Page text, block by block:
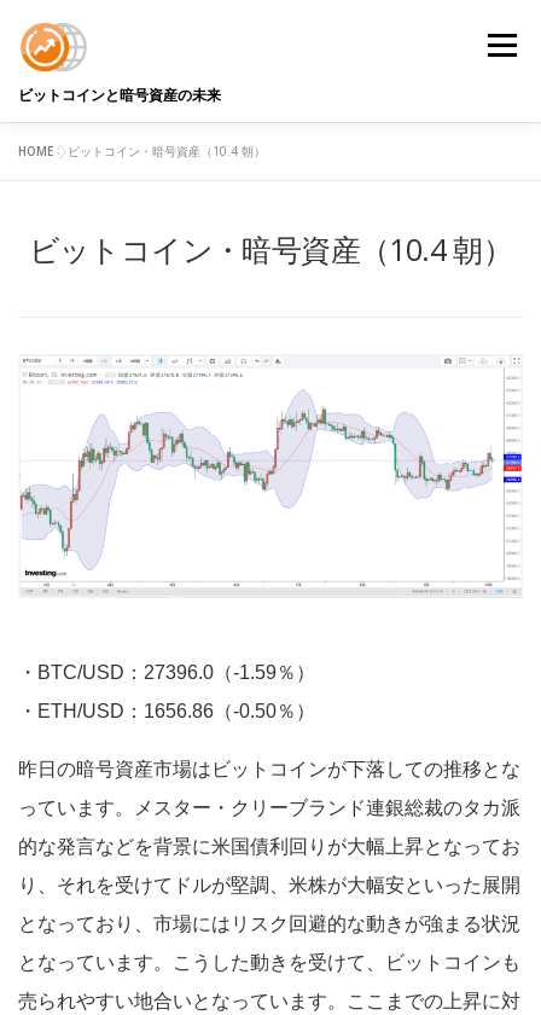
ツ
ビットコインと暗号資産の未来
メニュ
HOME > ビットコイン・暗号資産（10.4 朝）
ビットコイン・暗号資産（10.4 朝）
・BTC/USD：27396.0（-1.59％）
・ETH/USD：1656.86（-0.50％）
昨日の暗号資産市場はビットコインが下落しての推移とな
っています。メスター・クリーブランド連銀総裁のタカ派
的な発言などを背景に米国債利回りが大幅上昇となってお
り、それを受けてドルが堅調、米株が大幅安といった展開
となっており、市場にはリスク回避的な動きが強まる状況
となっています。こうした動きを受けて、ビットコインも
売られやすい地合いとなっています。ここまでの上昇に対